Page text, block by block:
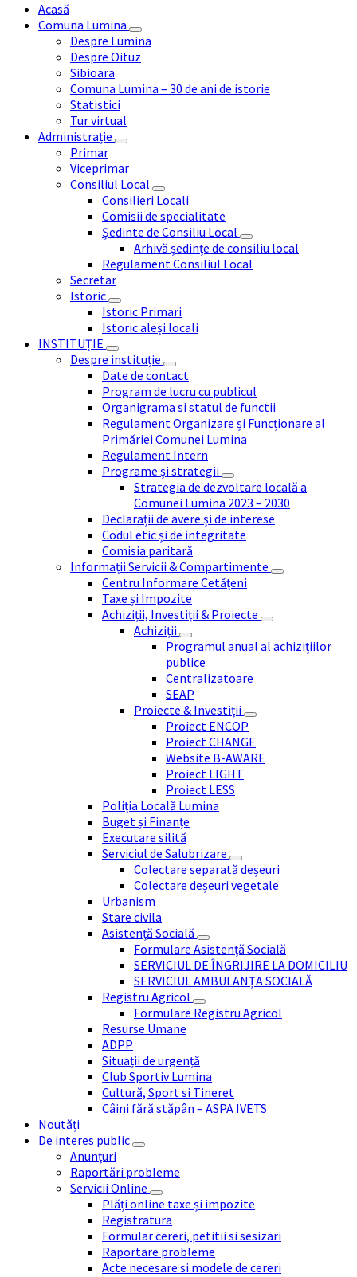
Acasă
Comuna Lumina
Despre Lumina
Despre Oituz
Sibioara
Comuna Lumina – 30 de ani de istorie
Statistici
Tur virtual
Administrație
Primar
Viceprimar
Consiliul Local
Consilieri Locali
Comisii de specialitate
Ședinte de Consiliu Local
Arhivă ședințe de consiliu local
Regulament Consiliul Local
Secretar
Istoric
Istoric Primari
Istoric aleși locali
INSTITUȚIE
Despre instituție
Date de contact
Program de lucru cu publicul
Organigrama si statul de functii
Regulament Organizare și Funcționare al
Primăriei Comunei Lumina
Regulament Intern
Programe și strategii
Strategia de dezvoltare locală a
Comunei Lumina 2023 – 2030
Declarații de avere și de interese
Codul etic și de integritate
Comisia paritară
Informații Servicii & Compartimente
Centru Informare Cetățeni
Taxe și Impozite
Achiziții, Investiții & Proiecte
Achiziții
Programul anual al achizițiilor
publice
Centralizatoare
SEAP
Proiecte & Investiții
Proiect ENCOP
Proiect CHANGE
Website B-AWARE
Proiect LIGHT
Proiect LESS
Poliția Locală Lumina
Buget și Finanțe
Executare silită
Serviciul de Salubrizare
Colectare separată deșeuri
Colectare deșeuri vegetale
Urbanism
Stare civila
Asistență Socială
Formulare Asistență Socială
SERVICIUL DE ÎNGRIJIRE LA DOMICILIU
SERVICIUL AMBULANȚA SOCIALĂ
Registru Agricol
Formulare Registru Agricol
Resurse Umane
ADPP
Situații de urgență
Club Sportiv Lumina
Cultură, Sport si Tineret
Câini fără stăpân – ASPA IVETS
Noutăți
De interes public
Anunțuri
Raportări probleme
Servicii Online
Plăți online taxe și impozite
Registratura
Formular cereri, petitii si sesizari
Raportare probleme
Acte necesare si modele de cereri